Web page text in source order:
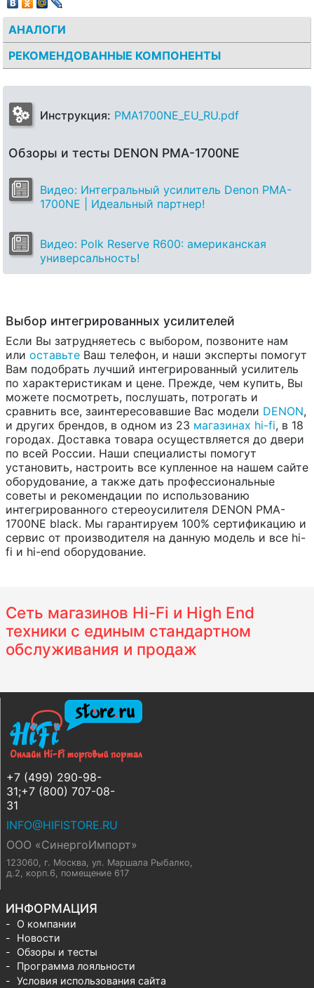
АНАЛОГИ
РЕКОМЕНДОВАННЫЕ КОМПОНЕНТЫ
Инструкция: PMA1700NE_EU_RU.pdf
Обзоры и тесты DENON PMA-1700NE
Видео: Интегральный усилитель Denon PMA-
1700NE | Идеальный партнер!
Видео: Polk Reserve R600: американская
универсальность!
Выбор интегрированных усилителей
Если Вы затрудняетесь с выбором, позвоните нам
или оставьте Ваш телефон, и наши эксперты помогут
Вам подобрать лучший интегрированный усилитель
по характеристикам и цене. Прежде, чем купить, Вы
можете посмотреть, послушать, потрогать и
сравнить все, заинтересовавшие Вас модели DENON,
и других брендов, в одном из 23 магазинах hi-fi, в 18
городах. Доставка товара осуществляется до двери
по всей России. Наши специалисты помогут
установить, настроить все купленное на нашем сайте
оборудование, а также дать профессиональные
советы и рекомендации по использованию
интегрированного стереоусилителя DENON PMA-
1700NE black. Мы гарантируем 100% сертификацию и
сервис от производителя на данную модель и все hi-
fi и hi-end оборудование.
Сеть магазинов Hi-Fi и High End
техники с единым стандартном
обслуживания и продаж
+7 (499) 290-98-
31;+7 (800) 707-08-
31
INFO@HIFISTORE.RU
ООО «СинергоИмпорт»
123060, г. Москва ул. Маршала Рыбалко,
д.2, корп.6, помещение 617
ИНФОРМАЦИЯ
О компании
Новости
Обзоры и тесты
Программа лояльности
Условия использования сайта